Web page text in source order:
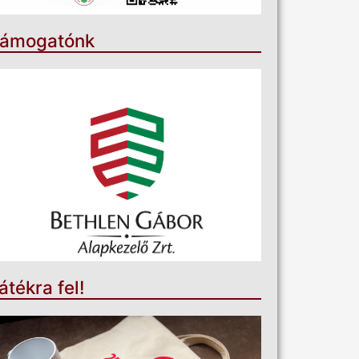
fel!